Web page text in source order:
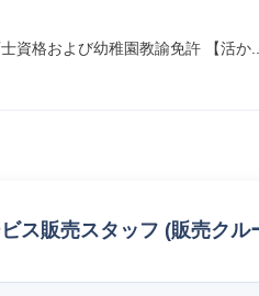
資格および幼稚園教諭免許 【活か...
ス販売スタッフ (販売クル